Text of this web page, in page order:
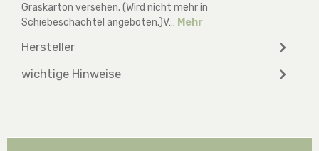
Graskarton versehen. (Wird nicht mehr in
Schiebeschachtel angeboten.)V… Mehr
Hersteller
wichtige Hinweise